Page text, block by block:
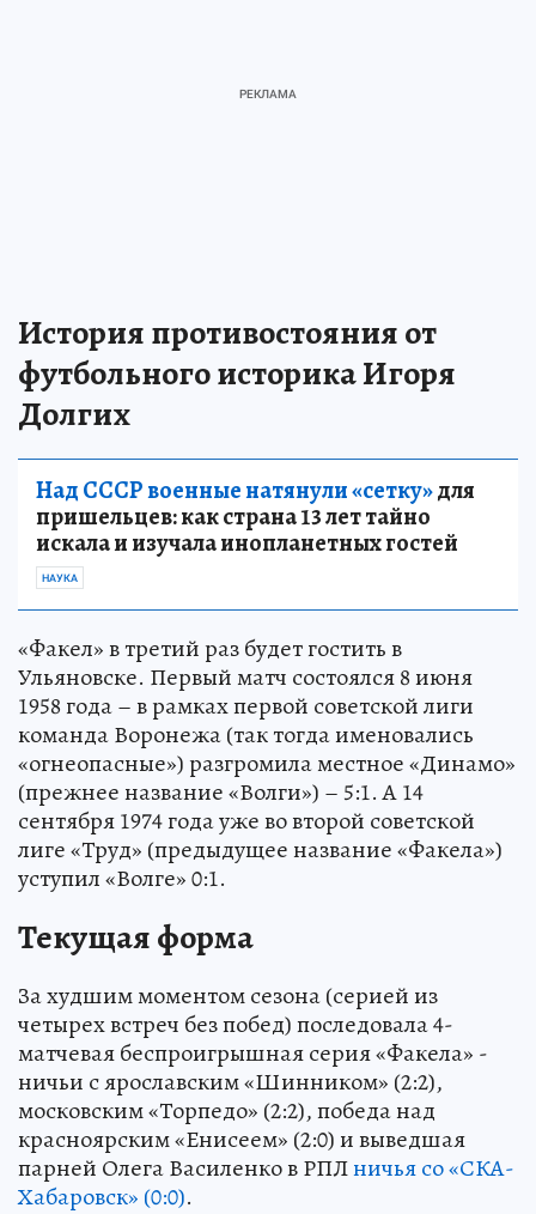
История противостояния от
футбольного историка Игоря
Долгих
Над СССР военные натянули «сетку»для
пришельцев: как страна 13 лет тайно
искала и изучала инопланетных гостей
НАУКА
«Факел» в третий раз будет гостить в
Ульяновске. Первый матч состоялся 8 июня
1958 года – в рамках первой советской лиги
команда Воронежа (так тогда именовались
«огнеопасные») разгромила местное «Динамо»
(прежнее название «Волги») – 5:1. А 14
сентября 1974 года уже во второй советской
лиге «Труд» (предыдущее название «Факела»)
уступил «Волге» 0:1.
Текущая форма
За худшим моментом сезона (серией из
четырех встреч без побед) последовала 4-
матчевая беспроигрышная серия «Факела» -
ничьи с ярославским «Шинником» (2:2),
московским «Торпедо» (2:2), победа над
красноярским «Енисеем» (2:0) и выведшая
парней Олега Василенко в РПЛничья со «СКА-
Хабаровск» (0:0).